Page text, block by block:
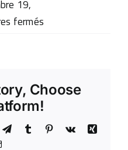
19,
fermés
ADR
Choose
TelegramTumblr Pinterest
Vk
Xing
Email